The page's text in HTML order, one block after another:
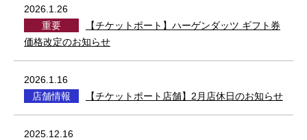
2026.1.26
重要
【チケットポート】ハーゲンダッツ ギフト券
価格改定のお知らせ
2026.1.16
店舗情報
【チケットポート店舗】2月店休日のお知らせ
2025.12.16